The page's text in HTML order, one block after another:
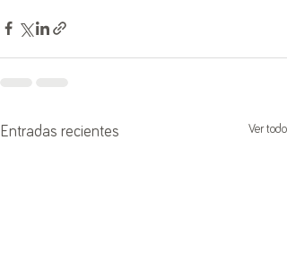
Entradas recientes Ver todo